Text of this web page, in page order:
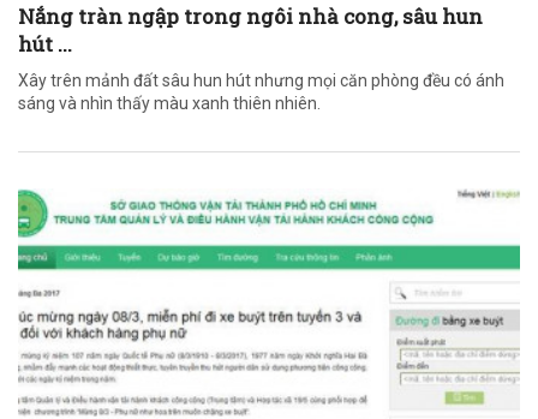
Nắng tràn ngập trong ngôi nhà cong, sâu hun
hút ...
Xây trên mảnh đất sâu hun hút nhưng mọi căn phòng đều có ánh
sáng và nhìn thấy màu xanh thiên nhiên.